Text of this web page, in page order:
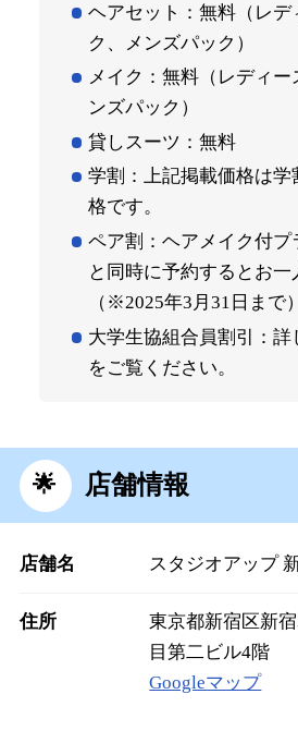
ヘアセット：無料（レデ
ク、メンズパック）
メイク：無料（レディー
ンズパック）
貸しスーツ：無料
学割：上記掲載価格は学
格です。
ペア割：ヘアメイク付プ
と同時に予約するとお一
（※2025年3月31日まで）
大学生協組合員割引：詳
をご覧ください。
店舗情報
店舗名 スタジオアップ
住所
東京都新宿区新
目第二ビル4階
Googleマップ